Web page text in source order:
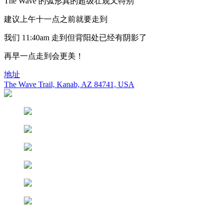
建议上午十一点之前就要走到
我们 11:40am 走到但背阳处已经有阴影了
再早一点走到会更美！
地址
The Wave Trail, Kanab, AZ 84741, USA